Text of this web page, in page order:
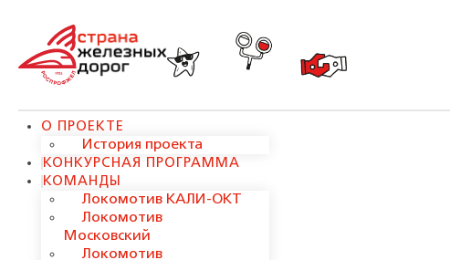
О ПРОЕКТЕ
История проекта
КОНКУРСНАЯ ПРОГРАММА
КОМАНДЫ
Локомотив КАЛИ-ОКТ
Локомотив
Московский
Локомотив